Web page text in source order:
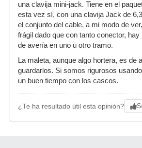
una clavija mini-jack. Tiene en el
esta vez sí, con una clavija Jack de
el conjunto del cable, a mi modo de
frágil dado que con tanto conector,
de avería en uno u otro tramo.
La maleta, aunque algo hortera, es de
guardarlos. Si somos rigurosos
un buen tiempo con los cascos.
¿Te ha resultado útil esta opinión?